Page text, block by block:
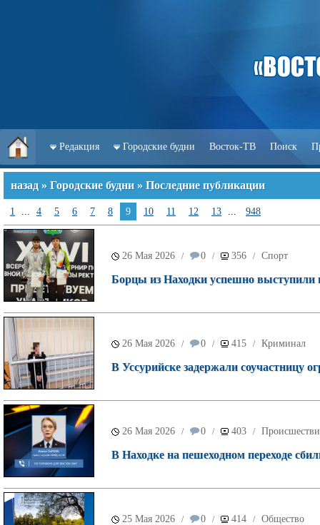
Редакция Городские будни Восток-ТВ Поиск
назад » Городские будни » Последние публикации
1 ... 4 5 6 7 8 9 10 11 12 13 ... 948
26 Мая 2026 / 0 / 356 / Спорт
Борцы из Находки успешно выступили
26 Мая 2026 / 0 / 415 / Криминал
В Уссурийске задержали соучастницу
26 Мая 2026 / 0 / 403 /
В Находке на пешеходном переходе
25 Мая 2026 / 0 / 414 / Общество